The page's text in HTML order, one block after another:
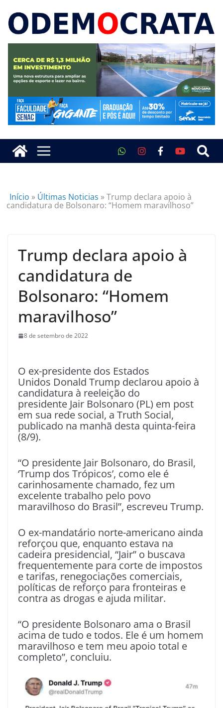
Início » Últimas Noticias »Trump declara apoio à
candidatura de Bolsonaro: “Homem maravilhoso”
Trump declara apoio à
candidatura de
Bolsonaro: “Homem
maravilhoso”
8 de setembro de 2022
O ex-presidente dos Estados
Unidos Donald Trump declarou apoio à
candidatura à reeleição do
presidente Jair Bolsonaro (PL) em post
em sua rede social, a Truth Social,
publicado na manhã desta quinta-feira
(8/9).
“O presidente Jair Bolsonaro, do Brasil,
‘Trump dos Trópicos’, como ele é
carinhosamente chamado, fez um
excelente trabalho pelo povo
maravilhoso do Brasil”, escreveu Trump.
O ex-mandatário norte-americano ainda
reforçou que, enquanto estava na
cadeira presidencial, “Jair” o buscava
frequentemente para corte de impostos
e tarifas, renegociações comerciais,
políticas de reforço para fronteiras e
contra as drogas e ajuda militar.
“O presidente Bolsonaro ama o Brasil
acima de tudo e todos. Ele é um homem
maravilhoso e tem meu apoio total e
completo”, concluiu.